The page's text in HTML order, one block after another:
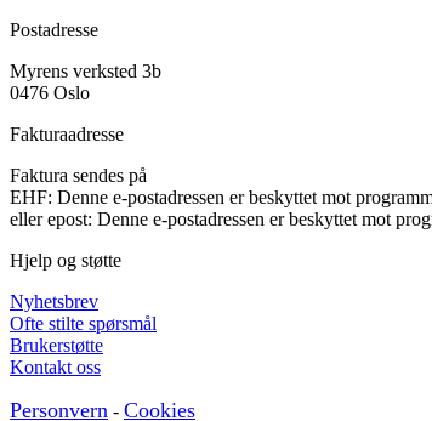
Postadresse
Myrens verksted 3b
0476 Oslo
Fakturaadresse
Faktura sendes på
EHF: Denne e-postadressen er beskyttet mot
eller epost: Denne e-postadressen er beskyttet mot
Hjelp og støtte
Nyhetsbrev
Ofte stilte spørsmål
Brukerstøtte
Kontakt oss
Personvern - Cookies